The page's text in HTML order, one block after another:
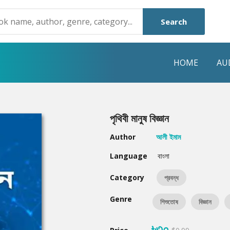
Search
HOME
Humayun Ahmed
Mouri Morium
পৃথিবী মানুষ বিজ্ঞান
Author
আলী ইমাম
Language
বাংলা
Category প্রবন্ধ
Genre শিশুতোষ বিজ্ঞান